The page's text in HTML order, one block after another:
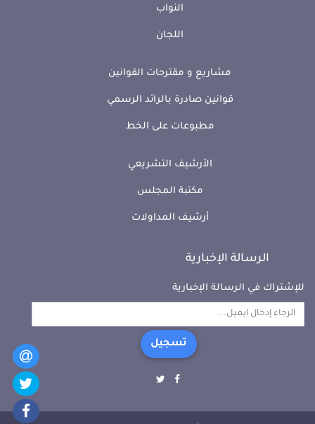
النواب
اللجان
مشاريع و مقترحات القوانين
قوانين صادرة بالرائد الرسمي
مطبوعات على الخط
الأرشيف التشريعي
مكتبة المجلس
أرشيف المداولات
الرسالة الإخبارية
للإشتراك في الرسالة الإخبارية
تسجيل